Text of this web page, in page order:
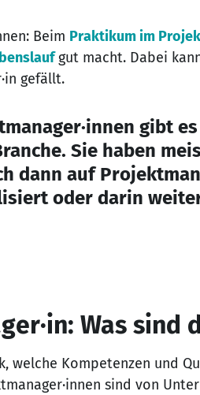
Beim Praktikum im
gut macht. Dabei
gefällt.
gibt
Sie haben
dann auf
oder darin
Was sind
welche Kompetenzen und
sind von